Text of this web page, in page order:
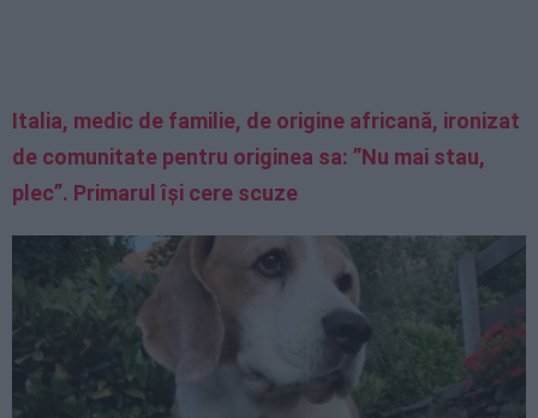
Italia, medic de familie, de origine africană, ironizat
de comunitate pentru originea sa: ”Nu mai stau,
plec”. Primarul își cere scuze